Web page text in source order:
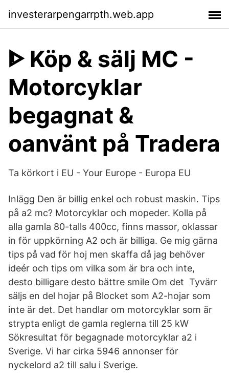
investerarpengarrpth.web.app
ᐈ Köp & sälj MC -
Motorcyklar
begagnat &
oanvänt på Tradera
Ta körkort i EU - Your Europe - Europa EU
Inlägg Den är billig enkel och robust maskin. Tips
på a2 mc? Motorcyklar och mopeder. Kolla på
alla gamla 80-talls 400cc, finns massor, oklassar
in för uppkörning A2 och är billiga. Ge mig gärna
tips på vad för hoj men skaffa då jag behöver
ideér och tips om vilka som är bra och inte,
desto billigare desto bättre smile Om det Tyvärr
säljs en del hojar på Blocket som A2-hojar som
inte är det. Det handlar om motorcyklar som är
strypta enligt de gamla reglerna till 25 kW
Sökresultat för begagnade motorcyklar a2 i
Sverige. Vi har cirka 5946 annonser för
nyckelord a2 till salu i Sverige.